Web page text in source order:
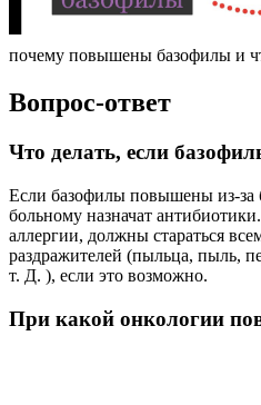
почему повышены базофилы и
Вопрос-ответ
Что делать, если
Если базофилы повышены из-за
больному назначат
аллергии, должны стараться
раздражителей (пыльца, пыль,
т. Д. ), если это возможно.
При какой онкологии